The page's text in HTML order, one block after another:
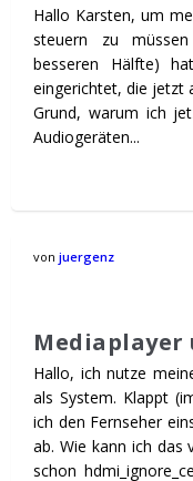
Hallo Karsten, um
steuern zu
besseren Hälfte)
eingerichtet, die jetzt
Grund, warum ich
Audiogeräten...
von juergenz
Mediaplayer
Hallo, ich nutze
als System. Klappt
ich den Fernseher
ab. Wie kann ich das
schon